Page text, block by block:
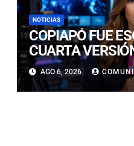
NOTICIAS
COPIAPÓ FUE
CUARTA
CAMPEONATO
BANDAS DE
ESTUDIANTILES
AGO 6, 2026